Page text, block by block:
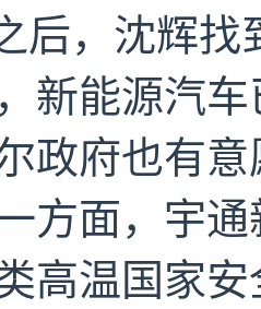
后，沈辉
新能源汽
政府也有
方面，宇
高温国家